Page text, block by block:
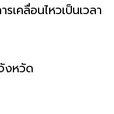
คลื่อนไหวเป็นเวลา
งหวัด